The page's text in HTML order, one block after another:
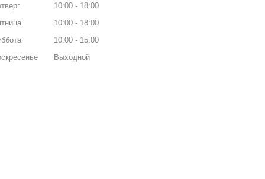
10:00
18:00
10:00
18:00
10:00
15:00
Выходной